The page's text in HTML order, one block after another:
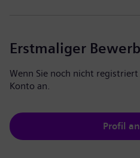
Erstmaliger
Wenn Sie noch nicht
Konto an.
Profil